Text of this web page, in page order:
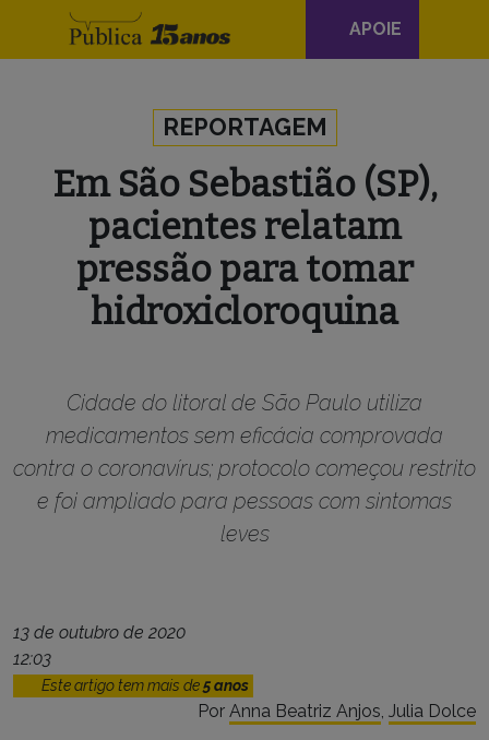
Navegação
principal
APOIE
REPORTAGEM
Em São Sebastião (SP),
pacientes relatam
pressão para tomar
hidroxicloroquina
Cidade do litoral de São Paulo utiliza
medicamentos sem eficácia comprovada
contra o coronavírus; protocolo começou restrito
e foi ampliado para pessoas com sintomas
leves
13 de outubro de 2020
12:03
Este artigo tem mais de5 anos
Por Anna Beatriz Anjos, Julia Dolce